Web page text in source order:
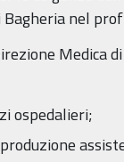
nel
Medica
ospedalieri;